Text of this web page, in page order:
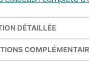
DÉTAILLÉE